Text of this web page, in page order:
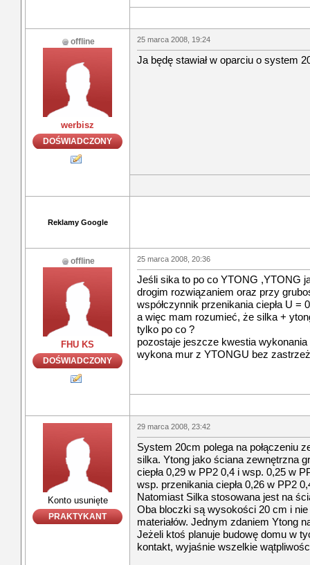
offline
werbisz
DOŚWIADCZONY
25 marca 2008, 19:24
Ja będę stawiał w oparciu o system
Reklamy Google
offline
FHU KS
DOŚWIADCZONY
25 marca 2008, 20:36
Jeśli sika to po co YTONG ,YTONG
drogim rozwiązaniem oraz przy
współczynnik przenikania ciepła U =
a więc mam rozumieć, że silka +
tylko po co ?
pozostaje jeszcze kwestia
wykona mur z YTONGU bez
Konto usunięte
PRAKTYKANT
29 marca 2008, 23:42
System 20cm polega na połączeniu
silka. Ytong jako ściana zewnętrzna
ciepła 0,29 w PP2 0,4 i wsp. 0,25 w
wsp. przenikania ciepła 0,26 w PP2
Natomiast Silka stosowana jest na
Oba bloczki są wysokości 20 cm i
materiałów. Jednym zdaniem Ytong
Jeżeli ktoś planuje budowę domu w
kontakt, wyjaśnie wszelkie